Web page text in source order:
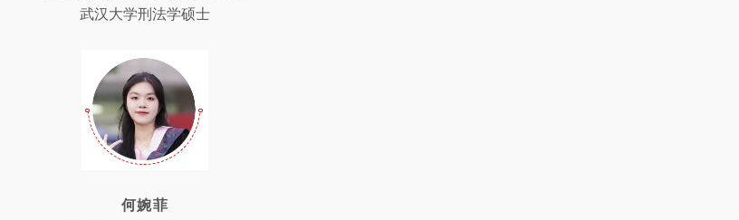
武汉大学刑法学硕士
何婉菲